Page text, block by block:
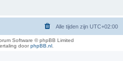
Alle tijden zijn UTC+02:00
Software © phpBB Limited
doorphpBB.nl